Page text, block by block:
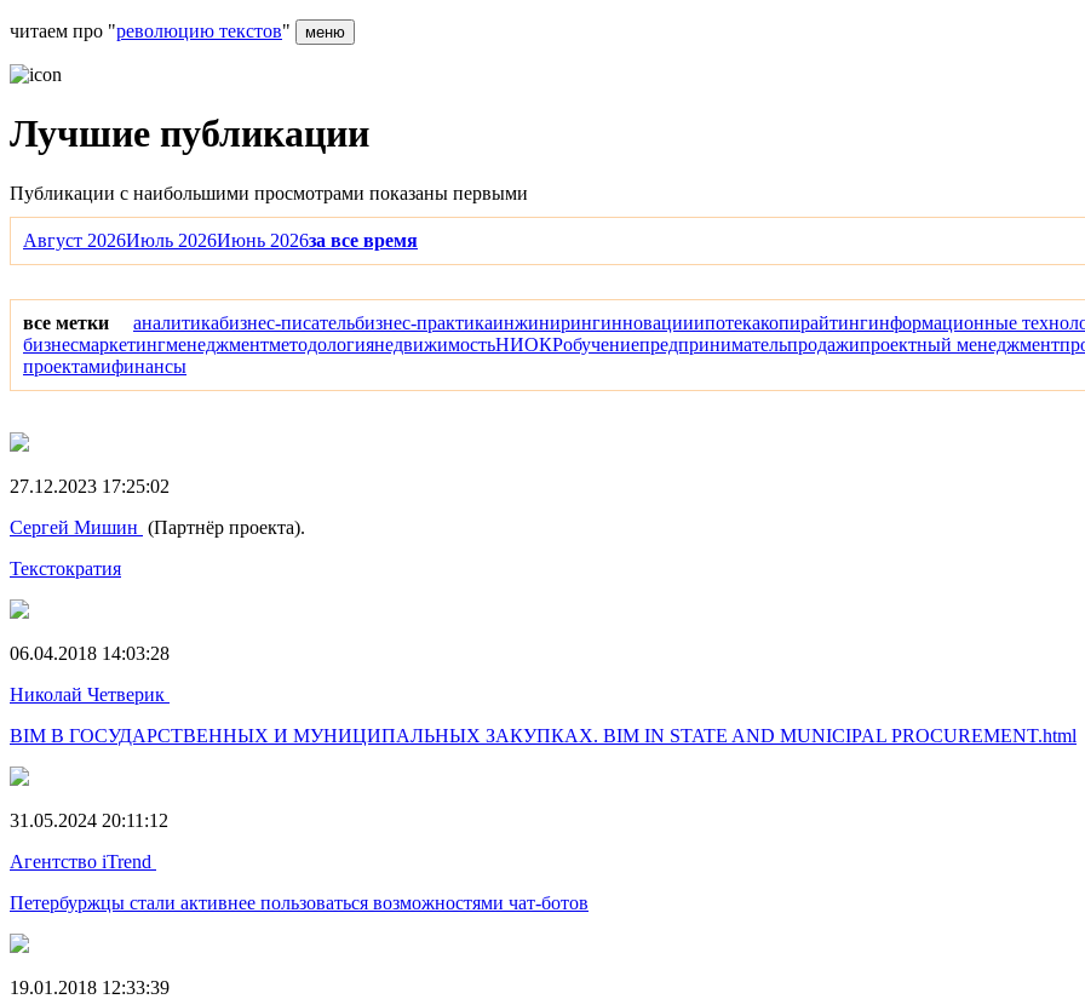
читаем про "революцию текстов" меню
Лучшие публикации
Публикации с наибольшими просмотрами показаны первыми
Август 2026Июль 2026Июнь 2026за все время
все метки аналитикабизнес-писательбизнес-практикаинжинирингинновацииипотекакопирайтингинформационные
бизнесмаркетингменеджментметодологиянедвижимостьНИОКРобучениепредпринимательпродажипроектный менеджмент
проектамифинансы
27.12.2023 17:25:02
Сергей Мишин (Партнёр проекта).
Текстократия
06.04.2018 14:03:28
Николай Четверик
BIM В ГОСУДАРСТВЕННЫХ И МУНИЦИПАЛЬНЫХ ЗАКУПКАХ. BIM IN STATE AND MUNICIPAL PROCUREMENT.html
31.05.2024 20:11:12
Агентство iTrend
Петербуржцы стали активнее пользоваться возможностями чат-ботов
19.01.2018 12:33:39